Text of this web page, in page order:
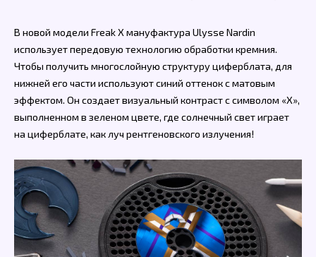
В новой модели Freak X мануфактура Ulysse Nardin
использует передовую технологию обработки кремния.
Чтобы получить многослойную структуру циферблата, для
нижней его части используют синий оттенок с матовым
эффектом. Он создает визуальный контраст с символом «X»,
выполненном в зеленом цвете, где солнечный свет играет
на циферблате, как луч рентгеновского излучения!